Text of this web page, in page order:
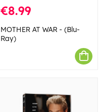
€8.99
MOTHER AT WAR - (Blu-
Ray)